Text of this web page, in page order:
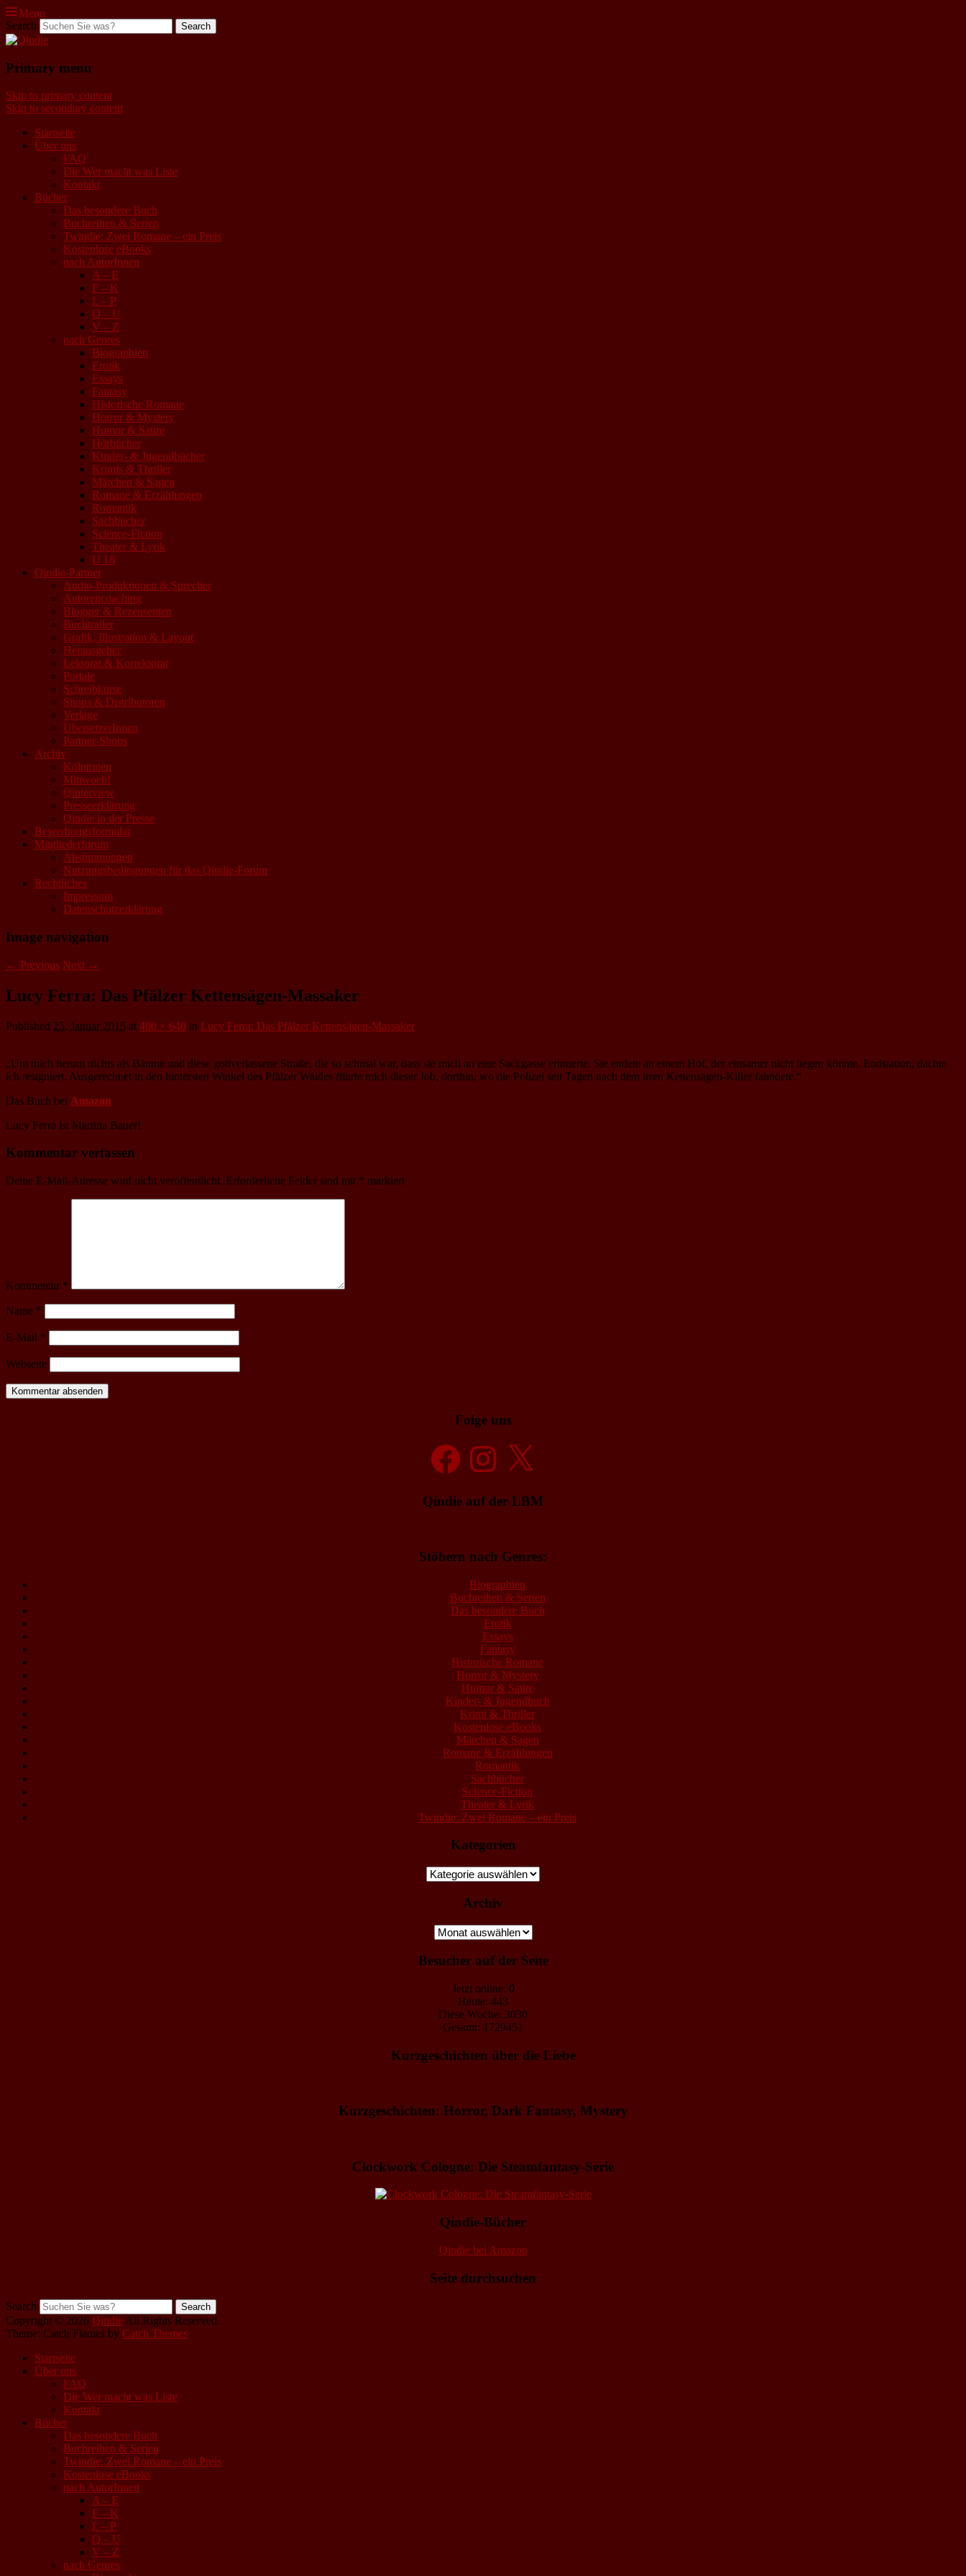
Menu
Qindie
Search
Primary menu
Skip to primary content
Skip to secondary content
Startseite
Über uns
FAQ
Die Wer macht was Liste
Kontakt
Bücher
Das besondere Buch
Buchreihen & Serien
Twindie: Zwei Romane – ein Preis
Kostenlose eBooks
nach AutorInnen
A – E
F – K
L – P
Q – U
V – Z
nach Genres
Biographien
Erotik
Essays
Fantasy
Historische Romane
Horror & Mystery
Humor & Satire
Hörbücher
Kinder- & Jugendbücher
Krimis & Thriller
Märchen & Sagen
Romane & Erzählungen
Romantik
Sachbücher
Science-Fiction
Theater & Lyrik
U 18
Qindie-Partner
Audio-Produktionen & Sprecher
Autorencoaching
Blogger & Rezensenten
Buchtrailer
Grafik, Illustration & Layout
Herausgeber
Lektorat & Korrektorat
Portale
Schreibkurse
Shops & Distributoren
Verlage
ÜbersetzerInnen
Partner-Shops
Archiv
Kolumnen
Mittwoch!
Qinterview
Presseerklärung
Qindie in der Presse
Bewerbungsformular
Mitgliederforum
Abstimmungen
Nutzungsbedingungen für das Qindie-Forum
Rechtliches
Impressum
Datenschutzerklärung
Image navigation
← Previous Next →
Lucy Ferra: Das Pfälzer Kettensägen-Massaker
Published 25. Januar 2015 at 400 × 640 in Lucy Ferra: Das Pfälzer Kettensägen-Massaker
„Um mich herum nichts als Bäume und diese gottverlassene Straße, die so schmal war, dass sie mich an eine Sackgasse erinnerte. Sie endete an einem Hof, der einsamer nicht liegen könnte. Endstation, dachte
ich resigniert. Ausgerechnet in den hintersten Winkel des Pfälzer Waldes führte mich dieser Job, dorthin, wo die Polizei seit Tagen nach dem irren Kettensägen-Killer fahndete.“
Das Buch bei Amazon
Lucy Ferra ist Martina Bauer!
Kommentar verfassen
Deine E-Mail-Adresse wird nicht veröffentlicht. Erforderliche Felder sind mit * markiert
Kommentar *
Name *
E-Mail *
Webseite
Folge uns
FacebookInstagramX
Qindie auf der LBM
Stöbern nach Genres:
Biographien
Buchreihen & Serien
Das besondere Buch
Erotik
Essays
Fantasy
Historische Romane
Horror & Mystery
Humor & Satire
Kinder- & Jugendbuch
Krimi & Thriller
Kostenlose eBooks
Märchen & Sagen
Romane & Erzählungen
Romantik
Sachbücher
Science-Fiction
Theater & Lyrik
Twindie: Zwei Romane – ein Preis
Kategorien
Kategorien
Archiv
Archiv
Besucher auf der Seite
Jetzt online: 0
Heute: 443
Diese Woche: 3030
Gesamt: 1729451
Kurzgeschichten über die Liebe
Kurzgeschichten: Horror, Dark Fantasy, Mystery
Clockwork Cologne: Die Steamfantasy-Serie
Qindie-Bücher
Qindie bei Amazon
Seite durchsuchen
Search
Copyright © 2026 Qindie All Rights Reserved.
Theme: Catch Flames by Catch Themes
Startseite
Über uns
FAQ
Die Wer macht was Liste
Kontakt
Bücher
Das besondere Buch
Buchreihen & Serien
Twindie: Zwei Romane – ein Preis
Kostenlose eBooks
nach AutorInnen
A – E
F – K
L – P
Q – U
V – Z
nach Genres